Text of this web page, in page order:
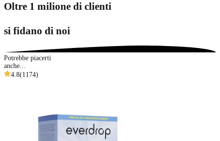
Oltre 1 milione di clienti
si fidano di noi
Potrebbe piacerti
anche...
4.8(1174)